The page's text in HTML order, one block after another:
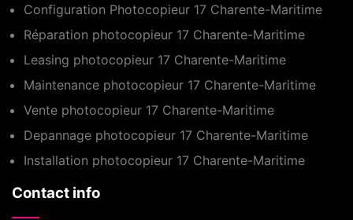
Configuration Photocopieur 17 Charente-Maritime
Réparation photocopieur 17 Charente-Maritime
Leasing photocopieur 17 Charente-Maritime
Maintenance photocopieur 17 Charente-Maritime
Vente photocopieur 17 Charente-Maritime
Depannage photocopieur 17 Charente-Maritime
Installation photocopieur 17 Charente-Maritime
Contact info